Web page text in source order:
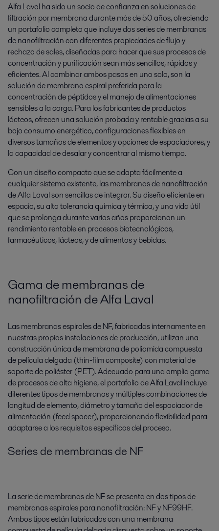
Alfa Laval ha sido un socio de confianza en soluciones de
filtración por membrana durante más de 50 años, ofreciendo
un portafolio completo que incluye dos series de membranas
de nanofiltración con diferentes propiedades de flujo y
rechazo de sales, diseñadas para hacer que sus procesos de
concentración y purificación sean más sencillos, rápidos y
eficientes. Al combinar ambos pasos en uno solo, son la
solución de membrana espiral preferida para la
concentración de péptidos y el manejo de alimentaciones
sensibles a la carga. Para los fabricantes de productos
lácteos, ofrecen una solución probada y rentable gracias a su
bajo consumo energético, configuraciones flexibles en
diversos tamaños de elementos y opciones de espaciadores, y
la capacidad de desalar y concentrar al mismo tiempo.
Con un diseño compacto que se adapta fácilmente a
cualquier sistema existente, las membranas de nanofiltración
de Alfa Laval son sencillas de integrar. Su diseño eficiente en
espacio, su alta tolerancia química y térmica, y una vida útil
que se prolonga durante varios años proporcionan un
rendimiento rentable en procesos biotecnológicos,
farmacéuticos, lácteos, y de alimentos y bebidas.
Gama de membranas de
nanofiltración de Alfa Laval
Las membranas espirales de NF, fabricadas internamente en
nuestras propias instalaciones de producción, utilizan una
construcción única de membrana de poliamida compuesta
de película delgada (thin-film composite) con material de
soporte de poliéster (PET). Adecuado para una amplia gama
de procesos de alta higiene, el portafolio de Alfa Laval incluye
diferentes tipos de membranas y múltiples combinaciones de
longitud de elemento, diámetro y tamaño del espaciador de
alimentación (feed spacer), proporcionando flexibilidad para
adaptarse a los requisitos específicos del proceso.
Series de membranas de NF
La serie de membranas de NF se presenta en dos tipos de
membranas espirales para nanofiltración: NF y NF99HF.
Ambos tipos están fabricados con una membrana